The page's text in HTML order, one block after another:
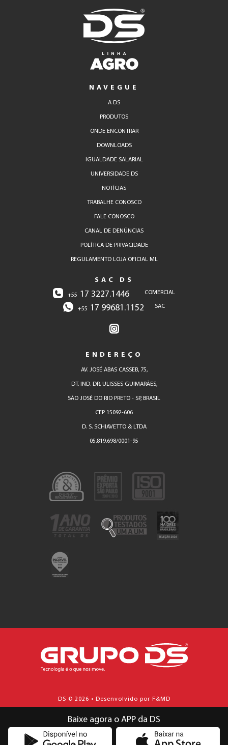
Baixe agora o APP da DS
NAVEGUE
A DS
PRODUTOS
ONDE ENCONTRAR
DOWNLOADS
IGUALDADE SALARIAL
UNIVERSIDADE DS
NOTÍCIAS
TRABALHE CONOSCO
FALE CONOSCO
CANAL DE DENÚNCIAS
POLÍTICA DE PRIVACIDADE
REGULAMENTO LOJA OFICIAL ML
SAC DS
+55 17 3227.1446 COMERCIAL
+55 17 99681.1152 SAC
ENDEREÇO
AV. JOSÉ ABAS CASSEB, 75,
DT. IND. DR. ULISSES GUIMARÃES,
SÃO JOSÉ DO RIO PRETO - SP, BRASIL
CEP 15092-606
D. S. SCHIAVETTO & LTDA
05.819.698/0001-95
DS © 2026 • Desenvolvido por F&MD